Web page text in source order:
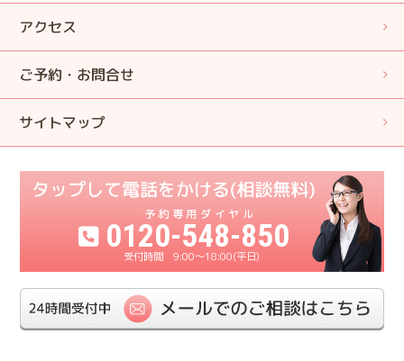
アクセス
ご予約・お問合せ
サイトマップ
0120-548-850
9:00〜18:00(平日)